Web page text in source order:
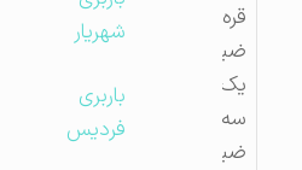
ضیاالدین-
یک کیلومتری
سه راهی قره
ضیاالدین به
شهریار
باربری
فردیس